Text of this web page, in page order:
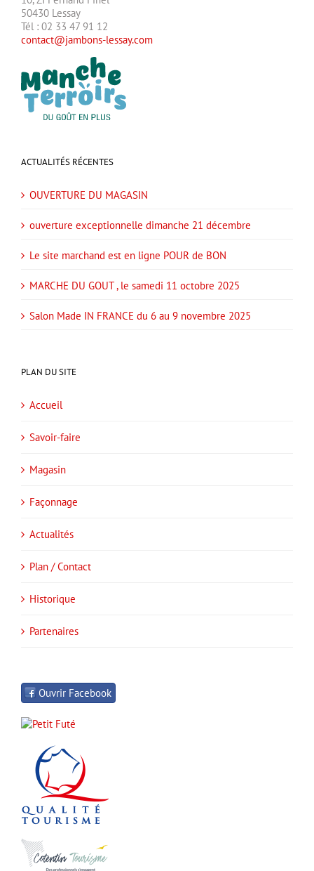
50430 Lessay
Tél : 02 33 47 91 12
contact@jambons-lessay.com
ACTUALITÉS RÉCENTES
OUVERTURE DU MAGASIN
ouverture exceptionnelle dimanche 21 décembre
Le site marchand est en ligne POUR de BON
MARCHE DU GOUT , le samedi 11 octobre 2025
Salon Made IN FRANCE du 6 au 9 novembre 2025
PLAN DU SITE
Accueil
Savoir-faire
Magasin
Façonnage
Actualités
Plan / Contact
Historique
Partenaires
Ouvrir Facebook